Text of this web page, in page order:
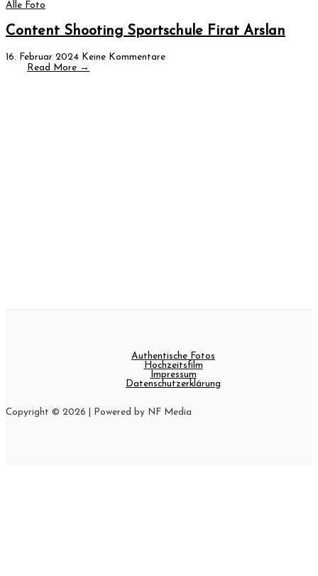
Alle Foto
Content Shooting Sportschule Firat Arslan
16. Februar 2024 Keine Kommentare
Read More →
Authentische Fotos
Hochzeitsfilm
Impressum
Datenschutzerklärung
Copyright © 2026 | Powered by NF Media